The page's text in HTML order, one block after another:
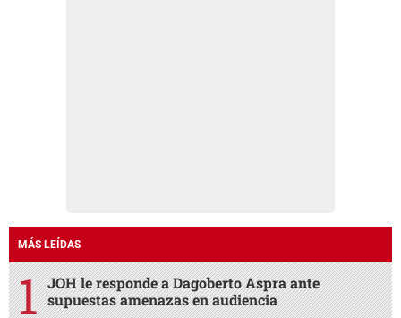
MÁS LEÍDAS
JOH le responde a Dagoberto Aspra ante
supuestas amenazas en audiencia